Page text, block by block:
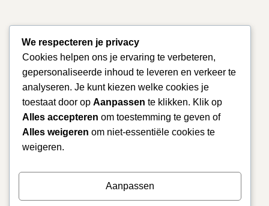
We respecteren je privacy
Cookies helpen ons je ervaring te verbeteren,
gepersonaliseerde inhoud te leveren en verkeer te
analyseren. Je kunt kiezen welke cookies je
toestaat door op Aanpassen te klikken. Klik op
Alles accepteren om toestemming te geven of
Alles weigeren om niet-essentiële cookies te
weigeren.
Aanpassen